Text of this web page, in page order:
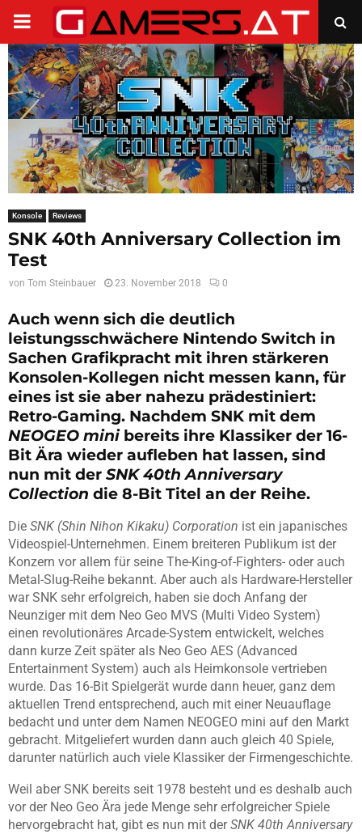
PRIMARY
MENU
Konsole Reviews
SNK 40th Anniversary Collection im
Test
von Tom Steinbauer 23. November 2018 0
Auch wenn sich die deutlich
leistungsschwächere Nintendo Switch in
Sachen Grafikpracht mit ihren stärkeren
Konsolen-Kollegen nicht messen kann, für
eines ist sie aber nahezu prädestiniert:
Retro-Gaming. Nachdem SNK mit dem
NEOGEO minibereits ihre Klassiker der 16-
Bit Ära wieder aufleben hat lassen, sind
nun mit der SNK 40th Anniversary
Collection die 8-Bit Titel an der Reihe.
Die SNK (Shin Nihon Kikaku) Corporation ist ein japanisches
Videospiel-Unternehmen. Einem breiteren Publikum ist der
Konzern vor allem für seine The-King-of-Fighters- oder auch
Metal-Slug-Reihe bekannt. Aber auch als Hardware-Hersteller
war SNK sehr erfolgreich, haben sie doch Anfang der
Neunziger mit dem Neo Geo MVS (Multi Video System)
einen revolutionäres Arcade-System entwickelt, welches
dann kurze Zeit später als Neo Geo AES (Advanced
Entertainment System) auch als Heimkonsole vertrieben
wurde. Das 16-Bit Spielgerät wurde dann heuer, ganz dem
aktuellen Trend entsprechend, auch mit einer Neuauflage
bedacht und unter dem Namen NEOGEO mini auf den Markt
gebracht. Mitgeliefert wurden dann auch gleich 40 Spiele,
darunter natürlich auch viele Klassiker der Firmengeschichte.
Weil aber SNK bereits seit 1978 besteht und es deshalb auch
vor der Neo Geo Ära jede Menge sehr erfolgreicher Spiele
hervorgebracht hat, gibt es nun mit derSNK 40th Anniversary